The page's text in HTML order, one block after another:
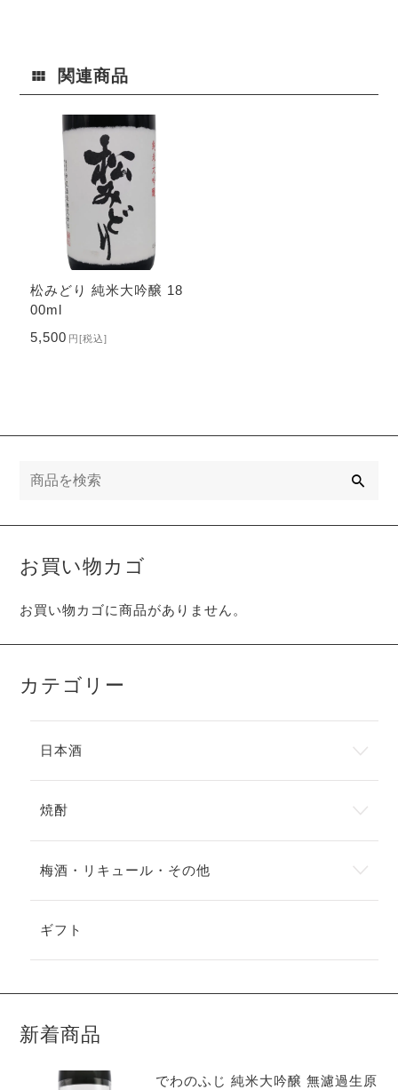
関連商品
松みどり 純米大吟醸 18
00ml
5,500 円[税込]
お買い物カゴ
お買い物カゴに商品がありません。
カテゴリー
日本酒
焼酎
梅酒・リキュール・その他
ギフト
新着商品
でわのふじ 純米大吟醸 無濾過生原